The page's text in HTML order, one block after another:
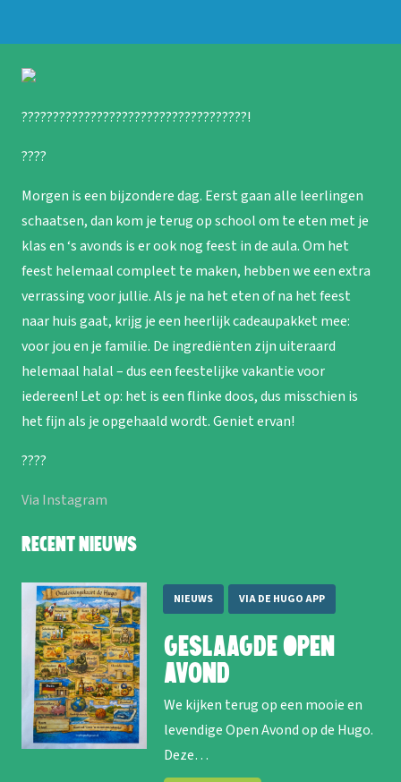
????????????????????????????????????!
????
Morgen is een bijzondere dag. Eerst gaan alle leerlingen
schaatsen, dan kom je terug op school om te eten met je
klas en ‘s avonds is er ook nog feest in de aula. Om het
feest helemaal compleet te maken, hebben we een extra
verrassing voor jullie. Als je na het eten of na het feest
naar huis gaat, krijg je een heerlijk cadeaupakket mee:
voor jou en je familie. De ingrediënten zijn uiteraard
helemaal halal – dus een feestelijke vakantie voor
iedereen! Let op: het is een flinke doos, dus misschien is
het fijn als je opgehaald wordt. Geniet ervan!
????
Via Instagram
Recent nieuws
NIEUWS VIA DE HUGO APP
Geslaagde Open
Avond
We kijken terug op een mooie en
levendige Open Avond op de Hugo.
Deze…